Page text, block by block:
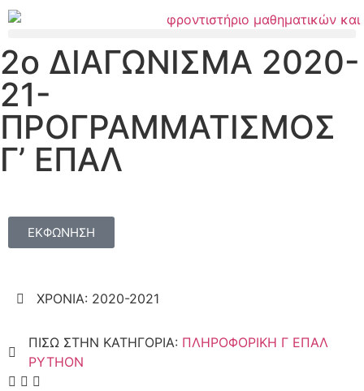
2ο ΔΙΑΓΩΝΙΣΜΑ 2020-
21-
ΠΡΟΓΡΑΜΜΑΤΙΣΜΟΣ
Γ’ ΕΠΑΛ
ΕΚΦΩΝΗΣΗ
ΧΡΟΝΙΑ: 2020-2021
ΠΙΣΩ ΣΤΗΝ ΚΑΤΗΓΟΡΙΑ: ΠΛΗΡΟΦΟΡΙΚΗ Γ ΕΠΑΛ
PYTHON